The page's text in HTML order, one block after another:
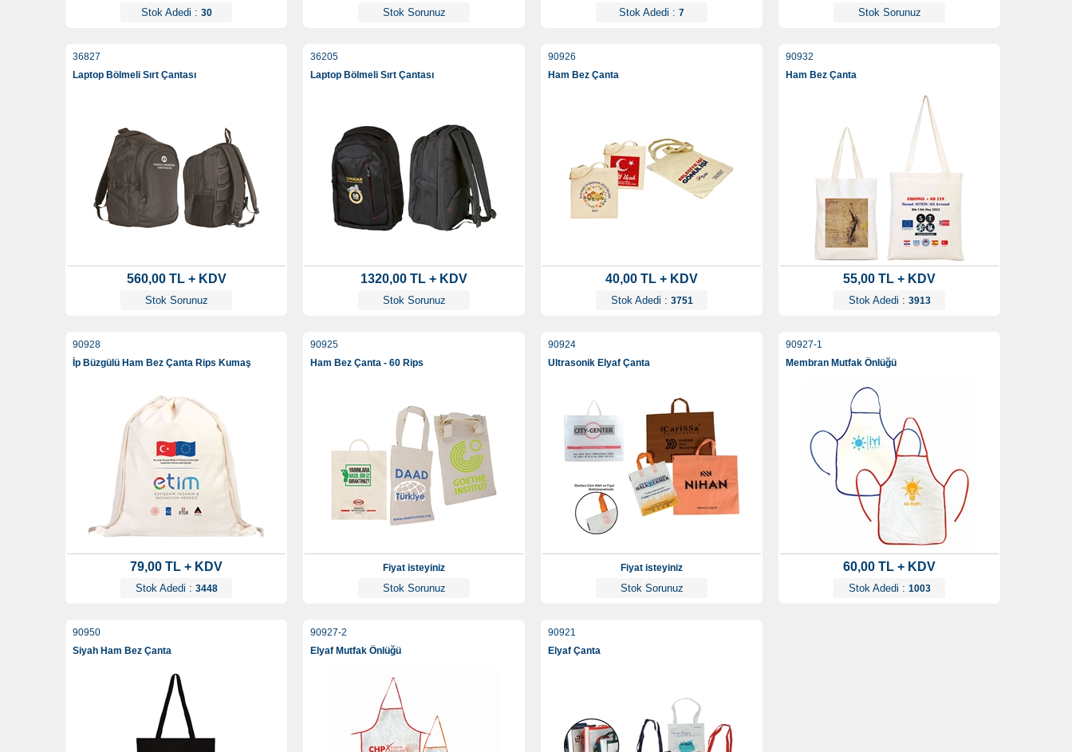
Stok Adedi : 30 Stok Sorunuz Stok Adedi : 7 Stok Sorunuz
36827
Laptop Bölmeli Sırt Çantası
560,00 TL + KDV
Stok Sorunuz
36205
Laptop Bölmeli Sırt Çantası
1320,00 TL + KDV
Stok Sorunuz
90926
Ham Bez Çanta
40,00 TL + KDV
Stok Adedi : 3751
90932
Ham Bez Çanta
55,00 TL + KDV
Stok Adedi : 3913
90928
İp Büzgülü Ham Bez Çanta Rips Kumaş
79,00 TL + KDV
Stok Adedi : 3448
90925
Ham Bez Çanta - 60 Rips
Fiyat isteyiniz
Stok Sorunuz
90924
Ultrasonik Elyaf Çanta
Fiyat isteyiniz
Stok Sorunuz
90927-1
Membran Mutfak Önlüğü
60,00 TL + KDV
Stok Adedi : 1003
90950
Siyah Ham Bez Çanta
90927-2
Elyaf Mutfak Önlüğü
90921
Elyaf Çanta